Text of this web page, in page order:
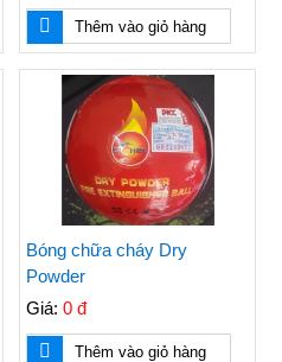
Thêm vào giỏ hàng
Bóng chữa cháy Dry
Powder
Giá: 0 đ
Thêm vào giỏ hàng